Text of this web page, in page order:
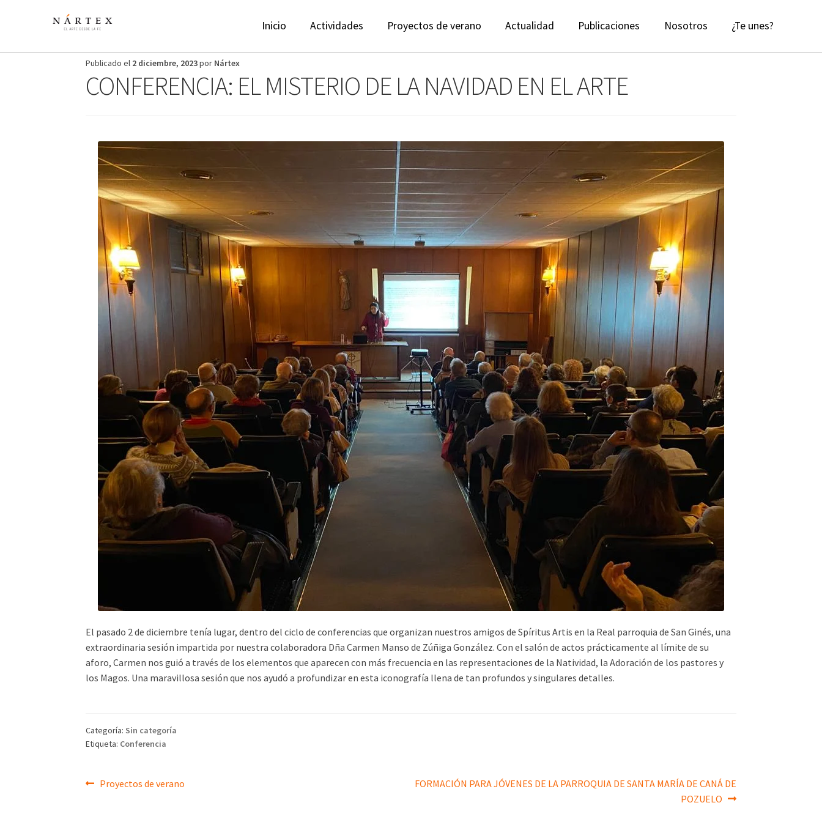
navegación
Inicio Actividades Proyectos de verano Actualidad Publicaciones Nosotros ¿Te unes?
Publicado el 2 diciembre, 2023por Nártex
CONFERENCIA: EL MISTERIO DE LA NAVIDAD EN EL ARTE
El pasado 2 de diciembre tenía lugar, dentro del ciclo de conferencias que organizan nuestros amigos de Spíritus Artis en la Real parroquia de San Ginés, una
extraordinaria sesión impartida por nuestra colaboradora Dña Carmen Manso de Zúñiga González. Con el salón de actos prácticamente al límite de su
aforo, Carmen nos guió a través de los elementos que aparecen con más frecuencia en las representaciones de la Natividad, la Adoración de los pastores y
los Magos. Una maravillosa sesión que nos ayudó a profundizar en esta iconografía llena de tan profundos y singulares detalles.
Categoría: Sin categoría
Etiqueta: Conferencia
Navegación
Anterior:
Proyectos de verano Siguiente:
FORMACIÓN PARA JÓVENES DE LA PARROQUIA DE SANTA MARÍA DE CANÁ DE
POZUELO